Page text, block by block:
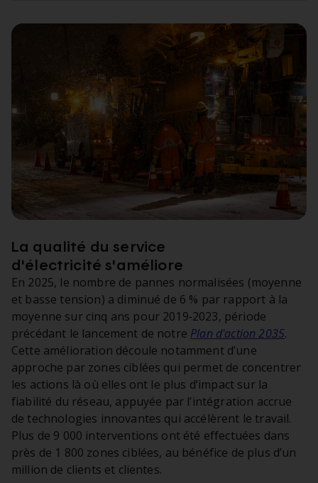
La qualité du service
d'électricité s'améliore
En 2025, le nombre de pannes normalisées (moyenne
et basse tension) a diminué de 6 % par rapport à la
moyenne sur cinq ans pour 2019‑2023, période
précédant le lancement de notre Plan d'action 2035.
Cette amélioration découle notamment d’une
approche par zones ciblées qui permet de concentrer
les actions là où elles ont le plus d’impact sur la
fiabilité du réseau, appuyée par l’intégration accrue
de technologies innovantes qui accélèrent le travail.
Plus de 9 000 interventions ont été effectuées dans
près de 1 800 zones ciblées, au bénéfice de plus d’un
million de clients et clientes.